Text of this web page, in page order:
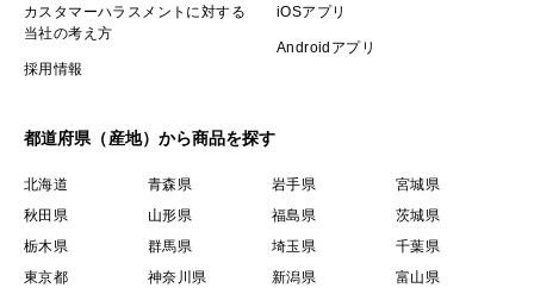
カスタマーハラスメントに対する
当社の考え方
採用情報
iOSアプリ
Androidアプリ
都道府県（産地）から商品を探す
北海道 青森県 岩手県
宮城県
秋田県
山形県 福島県
茨城県
栃木県
群馬県 埼玉県
千葉県
東京都
神奈川県 新潟県
富山県